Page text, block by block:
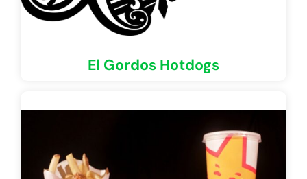
El Gordos Hotdogs